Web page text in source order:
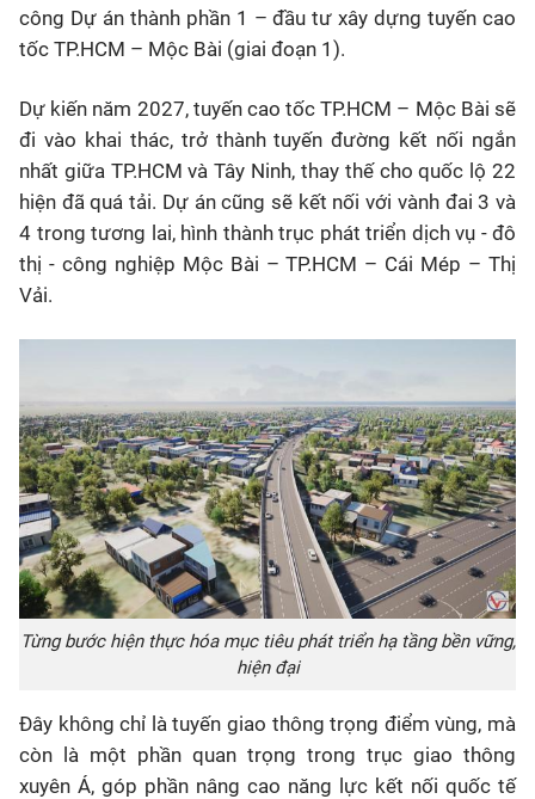
công Dự án thành phần 1 – đầu tư xây dựng tuyến cao
tốc TP.HCM – Mộc Bài (giai đoạn 1).
Dự kiến năm 2027, tuyến cao tốc TP.HCM – Mộc Bài sẽ
đi vào khai thác, trở thành tuyến đường kết nối ngắn
nhất giữa TP.HCM và Tây Ninh, thay thế cho quốc lộ 22
hiện đã quá tải. Dự án cũng sẽ kết nối với vành đai 3 và
4 trong tương lai, hình thành trục phát triển dịch vụ - đô
thị - công nghiệp Mộc Bài – TP.HCM – Cái Mép – Thị
Vải.
Từng bước hiện thực hóa mục tiêu phát triển hạ tầng bền vững,
hiện đại
Đây không chỉ là tuyến giao thông trọng điểm vùng, mà
còn là một phần quan trọng trong trục giao thông
xuyên Á, góp phần nâng cao năng lực kết nối quốc tế